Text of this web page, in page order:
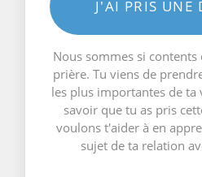
J'AI PRIS UNE
Nous sommes si
prière. Tu viens de
les plus importantes de ta
savoir que tu as pris
voulons t'aider à en
sujet de ta relation